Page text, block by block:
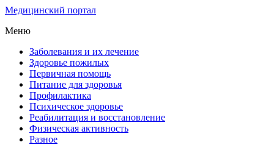
Медицинский портал
Меню
Заболевания и их лечение
Здоровье пожилых
Первичная помощь
Питание для здоровья
Профилактика
Психическое здоровье
Реабилитация и восстановление
Физическая активность
Разное